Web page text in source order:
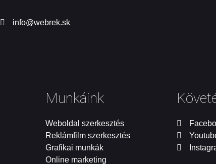
info@webrek.sk
Munkáink
Weboldal szerkesztés
Reklámfilm szerkesztés
Grafikai munkák
Online marketing